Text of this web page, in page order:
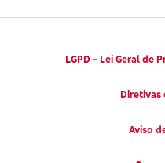
LGPD – Lei Geral de
Diretivas
Aviso